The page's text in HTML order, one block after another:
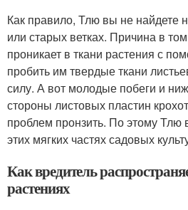
Как правило, Тлю вы не найдете
или старых ветках. Причина в
проникает в ткани растения с
пробить им твердые ткани
силу. А вот молодые побеги и
стороны листовых пластин
проблем пронзить. По этому Тлю
этих мягких частях садовых
Как вредитель
растениях